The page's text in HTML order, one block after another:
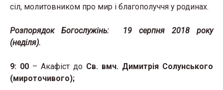
сіл, молитовником про мир і благополуччя у родинах.
Розпорядок Богослужінь: 19 серпня 2018 року
(неділя).
9: 00 – Акафіст до Cв. вмч. Димитрія Солунського
(мироточивого);